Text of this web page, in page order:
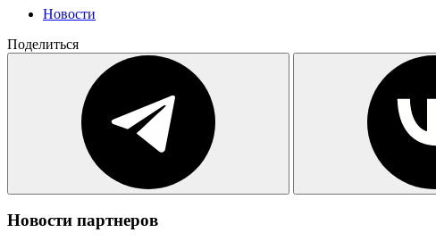
Новости
Поделиться
Новости партнеров